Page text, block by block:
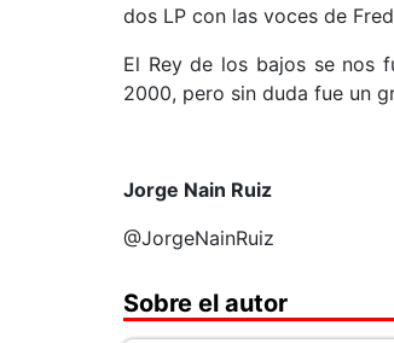
dos LP con las voces de
El Rey de los bajos se nos
2000, pero sin duda fue un
Jorge Nain Ruiz
@JorgeNainRuiz
Sobre el autor